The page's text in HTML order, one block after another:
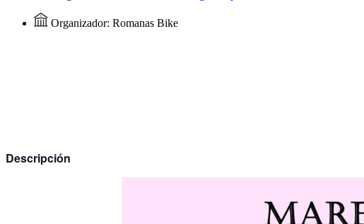
Organizador: Romanas Bike
Descripción